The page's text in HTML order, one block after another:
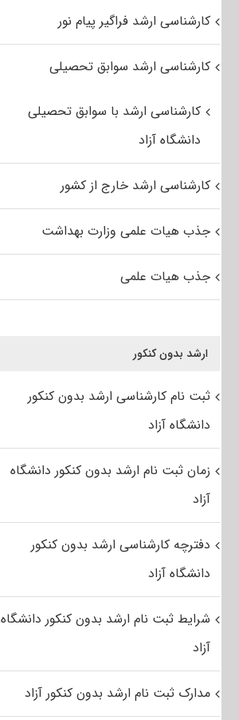
کارشناسی ارشد فراگیر پیام نور
کارشناسی ارشد سوابق تحصیلی
کارشناسی ارشد با سوابق تحصیلی
دانشگاه آزاد
کارشناسی ارشد خارج از کشور
جذب هیات علمی وزارت بهداشت
جذب هیات علمی
ارشد بدون کنکور
ثبت نام کارشناسی ارشد بدون کنکور
دانشگاه آزاد
زمان ثبت نام ارشد بدون کنکور دانشگاه
آزاد
دفترچه کارشناسی ارشد بدون کنکور
دانشگاه آزاد
شرایط ثبت نام ارشد بدون کنکور دانشگاه
آزاد
مدارک ثبت نام ارشد بدون کنکور آزاد